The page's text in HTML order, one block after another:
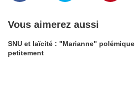
Vous aimerez aussi
SNU et laïcité : "Marianne" polémique
petitement